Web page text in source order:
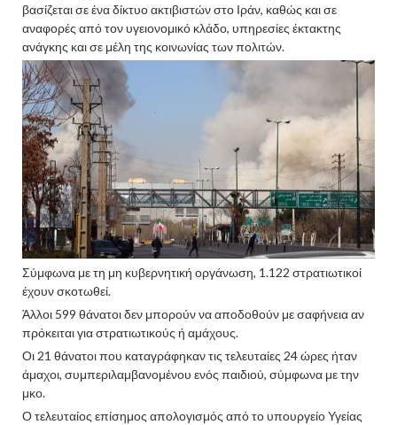
βασίζεται σε ένα δίκτυο ακτιβιστών στο Ιράν, καθώς και σε
αναφορές από τον υγειονομικό κλάδο, υπηρεσίες έκτακτης
ανάγκης και σε μέλη της κοινωνίας των πολιτών.
Σύμφωνα με τη μη κυβερνητική οργάνωση, 1.122 στρατιωτικοί
έχουν σκοτωθεί.
Άλλοι 599 θάνατοι δεν μπορούν να αποδοθούν με σαφήνεια αν
πρόκειται για στρατιωτικούς ή αμάχους.
Οι 21 θάνατοι που καταγράφηκαν τις τελευταίες 24 ώρες ήταν
άμαχοι, συμπεριλαμβανομένου ενός παιδιού, σύμφωνα με την
μκο.
Ο τελευταίος επίσημος απολογισμός από το υπουργείο Υγείας